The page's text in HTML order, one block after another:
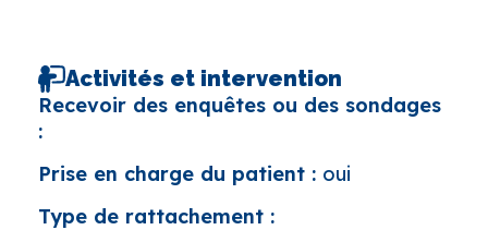
Activités et intervention
Recevoir des enquêtes ou des sondages
:
Prise en charge du patient : oui
Type de rattachement :